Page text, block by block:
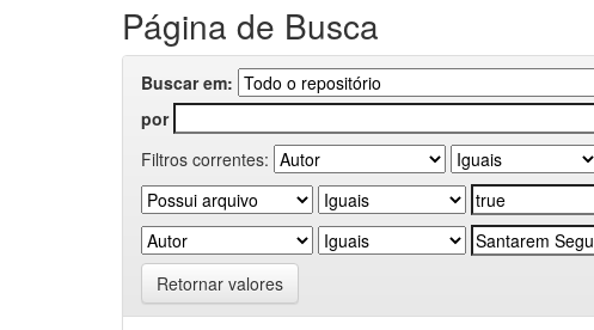
Página de Busca
Buscar em:
por
Filtros correntes:
Retornar valores